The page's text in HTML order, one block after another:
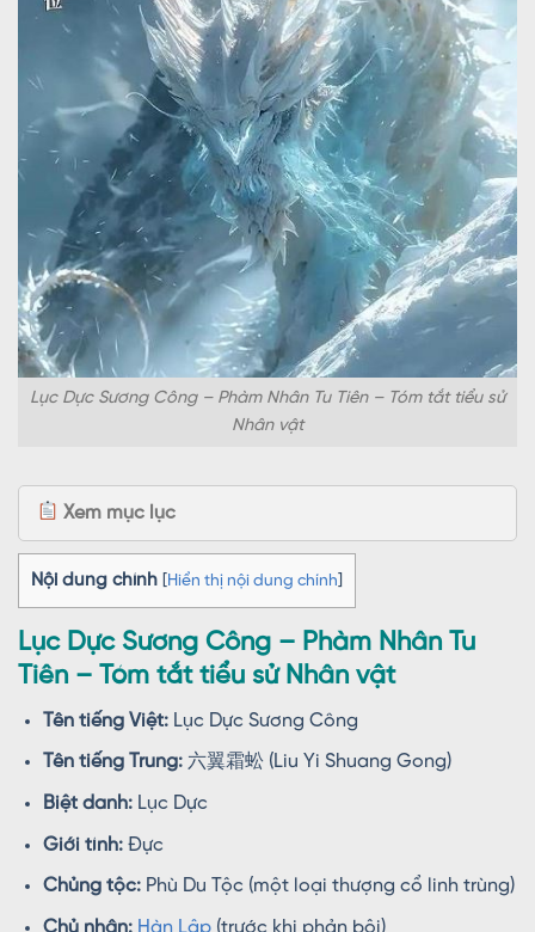
Lục Dực Sương Công – Phàm Nhân Tu Tiên – Tóm tắt tiểu sử
Nhân vật
Xem mục lục
Nội dung chính [ Hiển thị nội dung chính]
Lục Dực Sương Công – Phàm Nhân Tu
Tiên – Tóm tắt tiểu sử Nhân vật
Tên tiếng Việt:Lục Dực Sương Công
Tên tiếng Trung:六翼霜蚣 (Liu Yi Shuang Gong)
Biệt danh:Lục Dực
Giới tính:Đực
Chủng tộc:Phù Du Tộc (một loại thượng cổ linh trùng)
Chủ nhân: Hàn Lập(trước khi phản bội)